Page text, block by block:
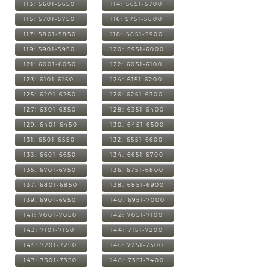
113: 5601-5650 114: 5651-5700
115: 5701-5750 116: 5751-5800
117: 5801-5850 118: 5851-5900
119: 5901-5950 120: 5951-6000
121: 6001-6050 122: 6051-6100
123: 6101-6150 124: 6151-6200
125: 6201-6250 126: 6251-6300
127: 6301-6350 128: 6351-6400
129: 6401-6450 130: 6451-6500
131: 6501-6550 132: 6551-6600
133: 6601-6650 134: 6651-6700
135: 6701-6750 136: 6751-6800
137: 6801-6850 138: 6851-6900
139: 6901-6950 140: 6951-7000
141: 7001-7050 142: 7051-7100
143: 7101-7150 144: 7151-7200
145: 7201-7250 146: 7251-7300
147: 7301-7350 148: 7351-7400